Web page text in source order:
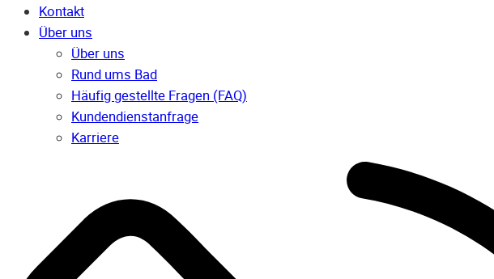
Kontakt
Über uns
Über uns
Rund ums Bad
Häufig gestellte Fragen (FAQ)
Kunden­dienst­anfrage
Karriere